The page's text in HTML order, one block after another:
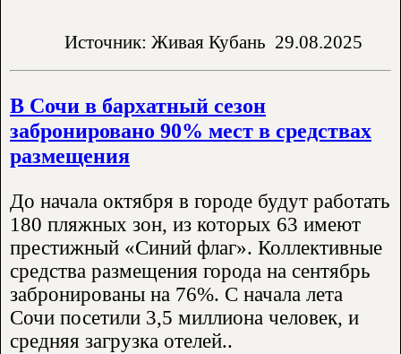
Источник: Живая Кубань 29.08.2025
В Сочи в бархатный сезон
забронировано 90% мест в средствах
размещения
До начала октября в городе будут работать
180 пляжных зон, из которых 63 имеют
престижный «Синий флаг». Коллективные
средства размещения города на сентябрь
забронированы на 76%. С начала лета
Сочи посетили 3,5 миллиона человек, и
средняя загрузка отелей..